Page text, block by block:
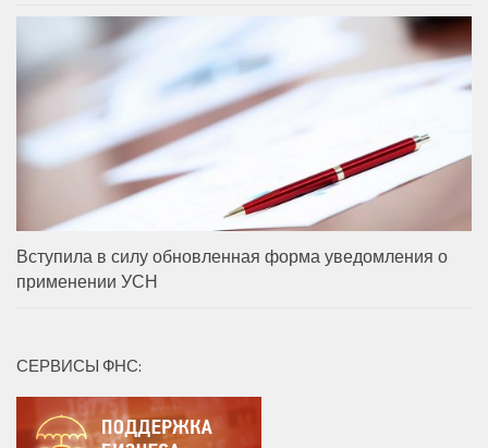
Вступила в силу обновленная форма уведомления о
применении УСН
СЕРВИСЫ ФНС: